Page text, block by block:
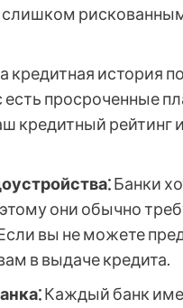
слишком
кредитная история
просроченные
кредитный рейтинг
Банки
они обычно
вы не можете
в выдаче кредита.
Каждый банк